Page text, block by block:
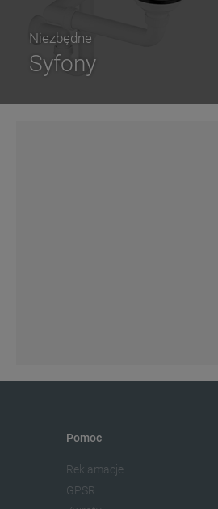
Niezbędne
Syfony
Pomoc
Reklamacje
GPSR